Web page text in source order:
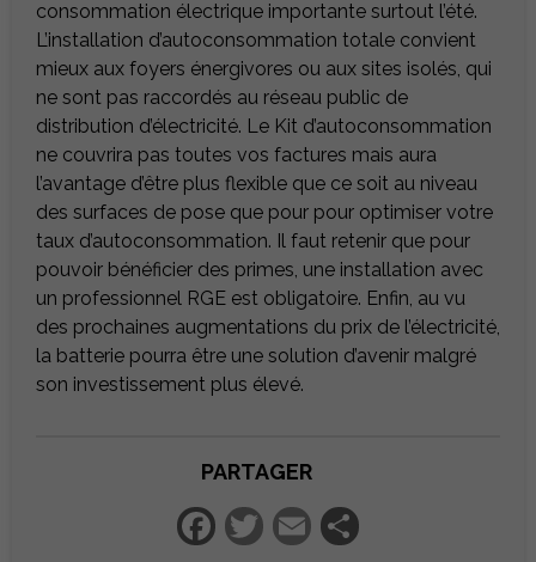
consommation électrique importante surtout l’été.
L’installation d’autoconsommation totale convient
mieux aux foyers énergivores ou aux sites isolés, qui
ne sont pas raccordés au réseau public de
distribution d’électricité. Le Kit d’autoconsommation
ne couvrira pas toutes vos factures mais aura
l’avantage d’être plus flexible que ce soit au niveau
des surfaces de pose que pour pour optimiser votre
taux d’autoconsommation. Il faut retenir que pour
pouvoir bénéficier des primes, une installation avec
un professionnel RGE est obligatoire. Enfin, au vu
des prochaines augmentations du prix de l’électricité,
la batterie pourra être une solution d’avenir malgré
son investissement plus élevé.
PARTAGER
Facebook
Twitter
Email